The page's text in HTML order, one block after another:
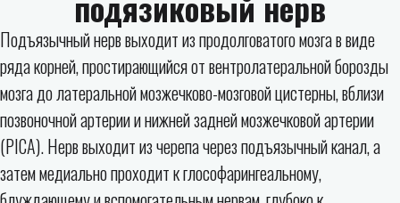
Подъязычный нерв выходит из продолговатого мозга в виде
ряда корней, простирающийся от вентролатеральной борозды
мозга до латеральной мозжечково-мозговой цистерны, вблизи
позвоночной артерии и нижней задней мозжечковой артерии
(PICA). Нерв выходит из черепа через подъязычный канал, а
затем медиально проходит к глософарингеальному,